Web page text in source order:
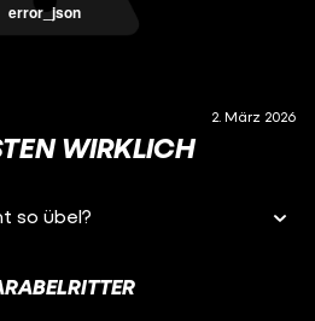
error_json
2. März 2026
WIRKLICH
so übel?